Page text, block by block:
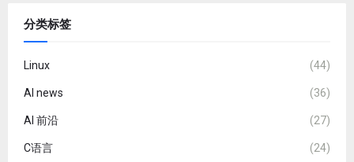
分类标签
Linux (44)
AI news (36)
AI 前沿 (27)
C语言 (24)